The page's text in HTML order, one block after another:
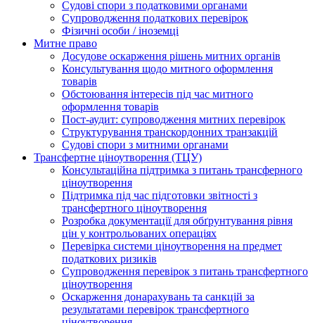
Судові спори з податковими органами
Супроводження податкових перевірок
Фізичні особи / іноземці
Митне право
Досудове оскарження рішень митних органів
Консультування щодо митного оформлення
товарів
Обстоювання інтересів під час митного
оформлення товарів
Пост-аудит: супроводження митних перевірок
Структурування транскордонних транзакцій
Судові спори з митними органами
Трансфертне ціноутворення (ТЦУ)
Консультаційна підтримка з питань трансферного
ціноутворення
Підтримка під час підготовки звітності з
трансфертного ціноутворення
Розробка документації для обґрунтування рівня
цін у контрольованих операціях
Перевірка системи ціноутворення на предмет
податкових ризиків
Супроводження перевірок з питань трансфертного
ціноутворення
Оскарження донарахувань та санкцій за
результатами перевірок трансфертного